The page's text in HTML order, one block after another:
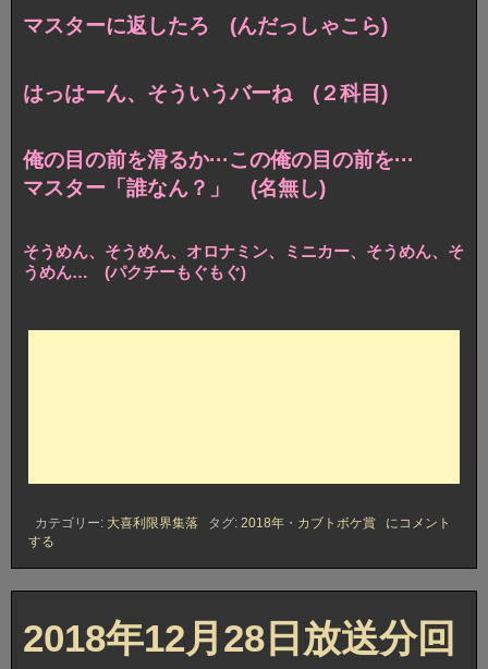
マスターに返したろ (んだっしゃこら)
はっはーん、そういうバーね (２科目)
俺の目の前を滑るか···この俺の目の前を···
マスター「誰なん？」 (名無し)
そうめん、そうめん、オロナミン、ミニカー、そうめん、そ
うめん… (パクチーもぐもぐ)
カテゴリー: 大喜利限界集落 タグ: 2018年 ・ カブトボケ賞
2018
月
28
放
送
分
にコメント
する
2018年12月28日放送分回